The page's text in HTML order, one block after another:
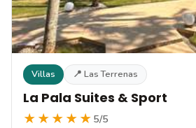
Villas 📍 Las Terrenas
La Pala Suites & Sport
★★★★★ 5/5